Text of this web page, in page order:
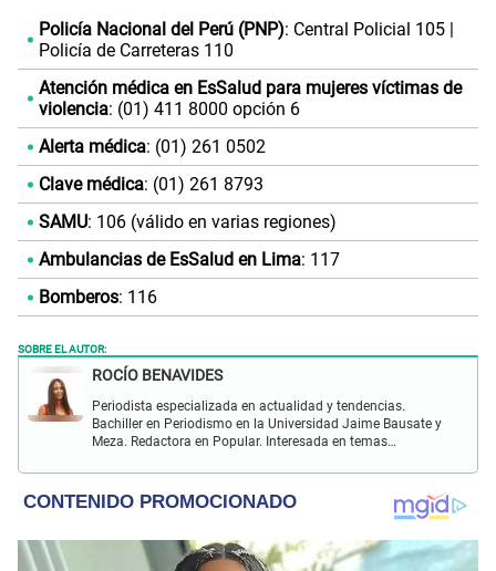
Policía Nacional del Perú (PNP): Central Policial 105 |
Policía de Carreteras 110
Atención médica en EsSalud para mujeres víctimas de
violencia: (01) 411 8000 opción 6
Alerta médica: (01) 261 0502
Clave médica: (01) 261 8793
SAMU: 106 (válido en varias regiones)
Ambulancias de EsSalud en Lima: 117
Bomberos: 116
SOBRE EL AUTOR:
ROCÍO BENAVIDES
Periodista especializada en actualidad y tendencias.
Bachiller en Periodismo en la Universidad Jaime Bausate y
Meza. Redactora en Popular. Interesada en temas
virales en tendencia y más.